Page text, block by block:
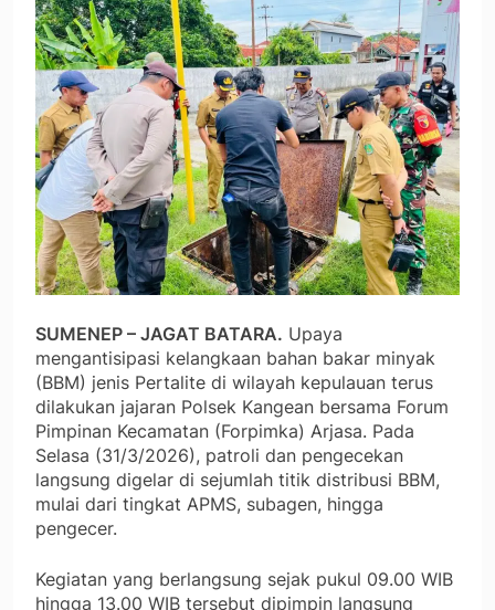
SUMENEP – JAGAT BATARA. Upaya
mengantisipasi kelangkaan bahan bakar minyak
(BBM) jenis Pertalite di wilayah kepulauan terus
dilakukan jajaran Polsek Kangean bersama Forum
Pimpinan Kecamatan (Forpimka) Arjasa. Pada
Selasa (31/3/2026), patroli dan pengecekan
langsung digelar di sejumlah titik distribusi BBM,
mulai dari tingkat APMS, subagen, hingga
pengecer.
Kegiatan yang berlangsung sejak pukul 09.00 WIB
hingga 13.00 WIB tersebut dipimpin langsung